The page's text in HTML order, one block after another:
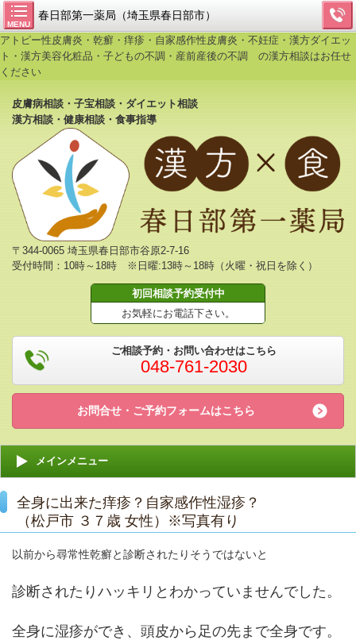
MENU
春日部第一薬局（埼玉県春日部市）
アトピー性皮膚炎・乾癬・痒疹・自家感作性皮膚炎・不妊症・漢方ダイエッ
ト・漢方美容化粧品・子どもの不調・産前産後の不調 の漢方相談はお任せ
ください
皮膚病相談・子宝相談・ダイエット相談
漢方相談・健康相談・食事指導
〒344-0065 埼玉県春日部市谷原2-7-16
受付時間：10時～18時 ※日曜:13時～18時（火曜・祝日を除く）
初回相談予約受付中
お気軽にお電話下さい。
ご相談予約・お問い合わせはこちら
048-761-2030
お問合せ・ご予約フォームはこちら
メインメニュー
全身に出来た痒疹？自家感作性湿疹？
（松戸市 ３７歳 女性）※写真有り
以前から尋常性乾癬と診断されたりそうではないと
診断されたりハッキリとわかっていませんでした。
全身に湿疹ができ、頭皮から足の先まで全身です。